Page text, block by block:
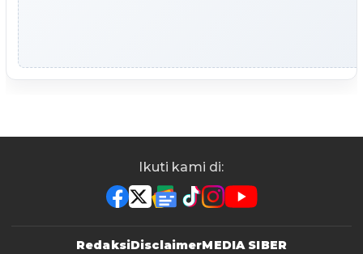
Ikuti kami di:
RedaksiDisclaimerMEDIA SIBER